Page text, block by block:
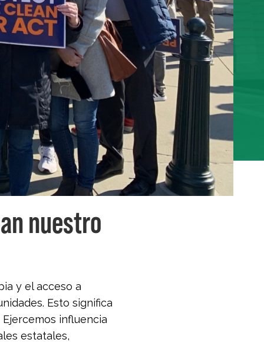
nuestro
y el acceso a
Esto significa
influencia
estatales,